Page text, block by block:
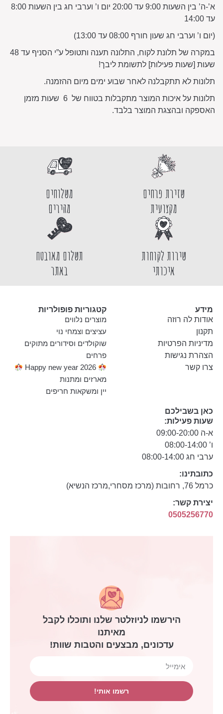
א’-ה’ בין השעות 9:00 עד 20:00 יום ו’ וערבי חג בין השעות 8:00
עד 14:00
(יום ו’ וערבי חג שעון חורף 08:00 עד 13:00)
במקרה של תלונת לקוח, התלונה תענה ותטופל ע”י הסניף עד 48
שעות [שעות פעילות] לתשומת ליבך!
תלונות לא תתקבלנה לאחר שבוע ימים מיום ההזמנה.
תלונות על איכות המוצר מתקבלות בטווח של 6 שעות מזמן
האספקה ובהצגת המוצר בלבד.
שזירת פרחים
מקצועית
משלוחים
מהירים
שירות לקוחות
איכותי
תשלום מאובטח
באתר
מידע
אודות לה רוזה
תקנון
מדיניות הפרטיות
הצהרת נגישות
צרו קשר
קטגוריות פופולריות
מוצרים נלווים
עציצים וצמחי נוי
שוקולדים וסידורים מתוקים
פרחים
Happy new year 2026
מארזים ומתנות
יין ומשקאות חריפים
כאן בשבילכם
שעות פעילות:
א-ה 09:00-20:00
ו’ 08:00-14:00
ערבי חג 08:00-14:00
כתובתינו:
כרמל 76, רחובות (מרכז מסחרי,מרכז הנשיא)
יצירת קשר:
0505256770
הירשמו לניוזלטר שלנו ותוכלו לקבל
מאיתנו
עדכונים, מבצעים והטבות שוות!
רשמו אותי!